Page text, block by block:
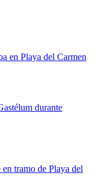
en Playa del Carmen
durante
tramo de Playa del